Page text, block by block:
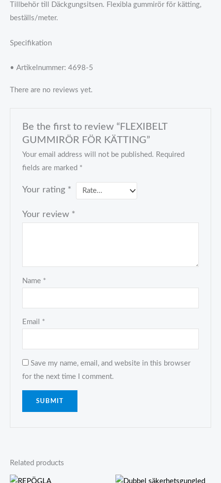
Tillbehör till Däckgungsitsen. Flexibla gummirör för kätting,
beställs/meter.
Specifikation
• Artikelnummer: 4698-5
There are no reviews yet.
Be the first to review “FLEXIBELT
GUMMIRÖR FÖR KÄTTING”
Your email address will not be published. Required
fields are marked *
Your rating *
Your review *
Name *
Email *
Save my name, email, and website in this browser
for the next time I comment.
Related products